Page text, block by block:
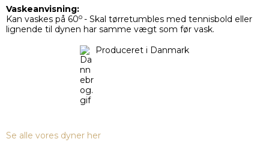
Vaskeanvisning:
Kan vaskes på 60o - Skal tørretumbles med tennisbold eller
lignende til dynen har samme vægt som før vask.
Produceret i Danmark
Se alle vores dyner her